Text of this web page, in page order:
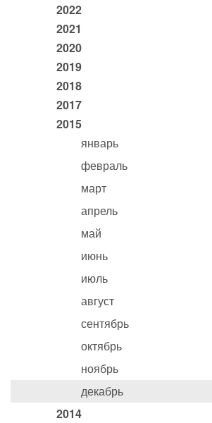
2022
2021
2020
2019
2018
2017
2015
январь
февраль
март
апрель
май
июнь
июль
август
сентябрь
октябрь
ноябрь
декабрь
2014